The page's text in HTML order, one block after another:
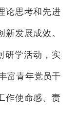
论思考和先进
发展成效。
研学活动，实
富青年党员干
作使命感、责